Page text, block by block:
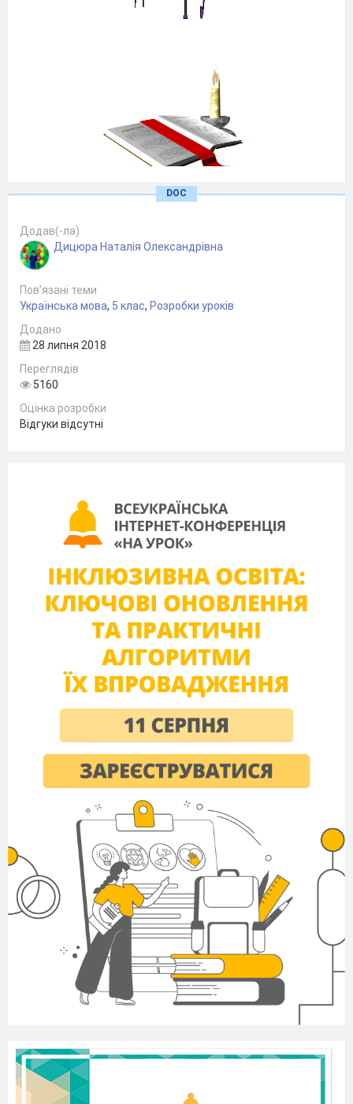
Навчальна: пояснити
учням основні
закономірності
чергуванняу-в, і-йяк одну з
милозвучності української, навчити
орфограмою, формувати вміння знаходити
подану орфограму в текстах;
Розвивальна
: розвивати творчі вміння
використання слів з поданими чергуваннями
при побудові власних висловлювань в усній і
писемній формах мовлення; логічне мислення,
навички колективної та самостійної роботи;
: виховувати любов до мови,до
надбань українського народу, його духовної
Формування компетентностей:
Навчальної
- формувати вміння здобувати
підручника, виділяти головне;
– розуміти поняття
милозвучності
мови, чергування;
Комунікативної (мовленнєва
) – використання
основних закономірностей чергування
у-в, і-й
як одну з умов
милозвучності української,
правильно писати слова із зазначеною
орфограмою, будувати власні висловлювання,
володіння лексичним запасом , вступати в
спілкування, підтримувати його;
Соціальної – уміння адаптуватись і визначати
особисті цілі та виконувати різні ролі в
колективі;
Обладнання: :підручник О.В.Заболотний, В.В.
– кл., Київ «Генеза», 2013 р. , мультимедійна
презентація
Тип уроку : урок
DOC
Додав(-ла)
Дицюра Наталія Олександрівна
Пов’язані теми
Українська мова, 5 клас, Розробки уроків
Додано
28 липня 2018
Переглядів
5160
Оцінка розробки
Відгуки відсутні